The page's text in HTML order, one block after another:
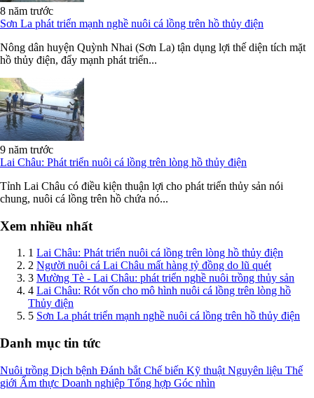
8 năm trước
Sơn La phát triển mạnh nghề nuôi cá lồng trên hồ thủy điện
Nông dân huyện Quỳnh Nhai (Sơn La) tận dụng lợi thế diện tích mặt
hồ thủy điện, đẩy mạnh phát triển...
9 năm trước
Lai Châu: Phát triển nuôi cá lồng trên lòng hồ thủy điện
Tỉnh Lai Châu có điều kiện thuận lợi cho phát triển thủy sản nói
chung, nuôi cá lồng trên hồ chứa nó...
Xem nhiều nhất
1 Lai Châu: Phát triển nuôi cá lồng trên lòng hồ thủy điện
2 Người nuôi cá Lai Châu mất hàng tỷ đồng do lũ quét
3 Mường Tè - Lai Châu: phát triển nghề nuôi trồng thủy sản
4 Lai Châu: Rót vốn cho mô hình nuôi cá lồng trên lòng hồ
Thủy điện
5 Sơn La phát triển mạnh nghề nuôi cá lồng trên hồ thủy điện
Danh mục tin tức
Nuôi trồng Dịch bệnh Đánh bắt Chế biến Kỹ thuật Nguyên liệu Thế
giới Ẩm thực Doanh nghiệp Tổng hợp Góc nhìn